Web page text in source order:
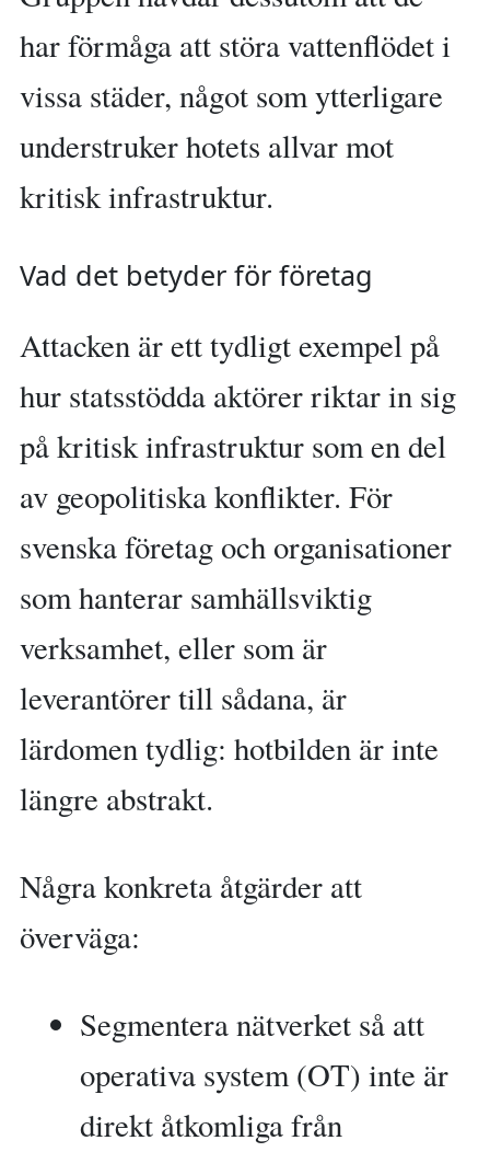
har förmåga att störa vattenflödet i
vissa städer, något som ytterligare
understruker hotets allvar mot
kritisk infrastruktur.
Vad det betyder för företag
Attacken är ett tydligt exempel på
hur statsstödda aktörer riktar in sig
på kritisk infrastruktur som en del
av geopolitiska konflikter. För
svenska företag och organisationer
som hanterar samhällsviktig
verksamhet, eller som är
leverantörer till sådana, är
lärdomen tydlig: hotbilden är inte
längre abstrakt.
Några konkreta åtgärder att
överväga:
Segmentera nätverket så att
operativa system (OT) inte är
direkt åtkomliga från